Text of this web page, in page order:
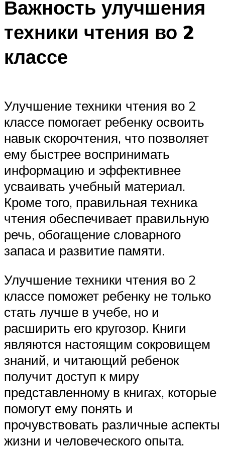
Важность улучшения
техники чтения во 2
классе
Улучшение техники чтения во 2
классе помогает ребенку освоить
навык скорочтения, что позволяет
ему быстрее воспринимать
информацию и эффективнее
усваивать учебный материал.
Кроме того, правильная техника
чтения обеспечивает правильную
речь, обогащение словарного
запаса и развитие памяти.
Улучшение техники чтения во 2
классе поможет ребенку не только
стать лучше в учебе, но и
расширить его кругозор. Книги
являются настоящим сокровищем
знаний, и читающий ребенок
получит доступ к миру
представленному в книгах, которые
помогут ему понять и
прочувствовать различные аспекты
жизни и человеческого опыта.